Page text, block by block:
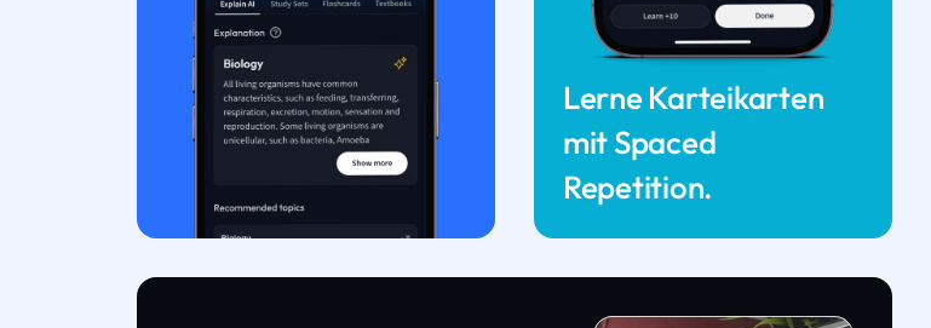
Lerne Karteikarten
mit Spaced
Repetition.